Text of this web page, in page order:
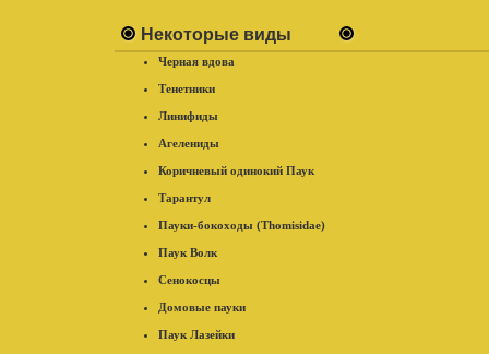
Некоторые виды
Черная вдова
Тенетники
Линифиды
Агелениды
Коричневый одинокий Паук
Тарантул
Пауки-бокоходы (Thomisidae)
Паук Волк
Сенокосцы
Домовые пауки
Паук Лазейки